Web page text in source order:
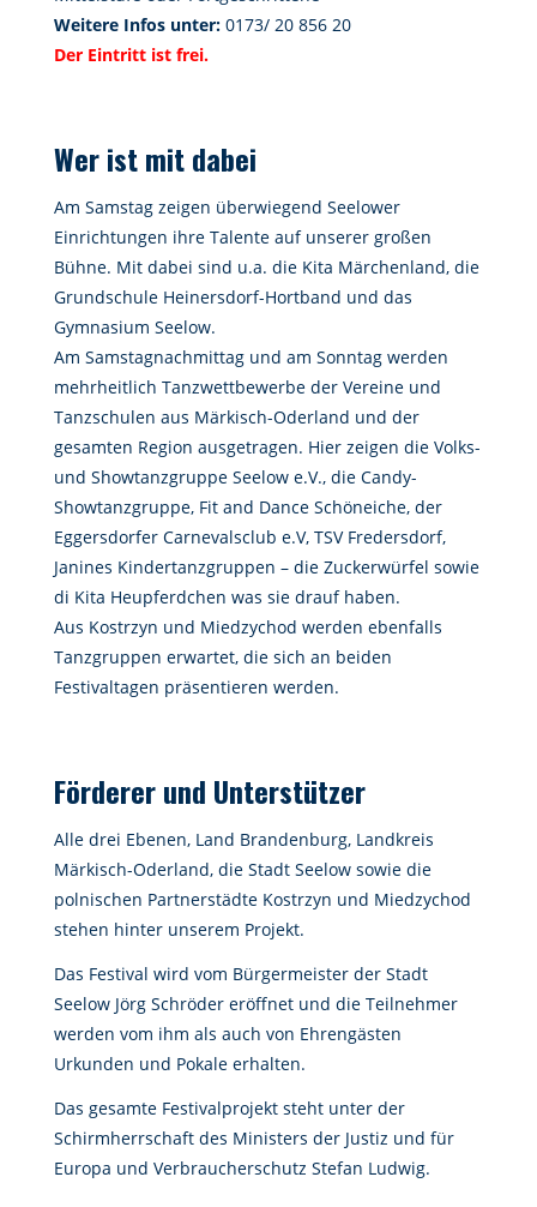
Weitere Infos unter: 0173/ 20 856 20
Der Eintritt ist frei.
Wer ist mit dabei
Am Samstag zeigen überwiegend Seelower
Einrichtungen ihre Talente auf unserer großen
Bühne. Mit dabei sind u.a. die Kita Märchenland, die
Grundschule Heinersdorf-Hortband und das
Gymnasium Seelow.
Am Samstagnachmittag und am Sonntag werden
mehrheitlich Tanzwettbewerbe der Vereine und
Tanzschulen aus Märkisch-Oderland und der
gesamten Region ausgetragen. Hier zeigen die Volks-
und Showtanzgruppe Seelow e.V., die Candy-
Showtanzgruppe, Fit and Dance Schöneiche, der
Eggersdorfer Carnevalsclub e.V, TSV Fredersdorf,
Janines Kindertanzgruppen – die Zuckerwürfel sowie
di Kita Heupferdchen was sie drauf haben.
Aus Kostrzyn und Miedzychod werden ebenfalls
Tanzgruppen erwartet, die sich an beiden
Festivaltagen präsentieren werden.
Förderer und Unterstützer
Alle drei Ebenen, Land Brandenburg, Landkreis
Märkisch-Oderland, die Stadt Seelow sowie die
polnischen Partnerstädte Kostrzyn und Miedzychod
stehen hinter unserem Projekt.
Das Festival wird vom Bürgermeister der Stadt
Seelow Jörg Schröder eröffnet und die Teilnehmer
werden vom ihm als auch von Ehrengästen
Urkunden und Pokale erhalten.
Das gesamte Festivalprojekt steht unter der
Schirmherrschaft des Ministers der Justiz und für
Europa und Verbraucherschutz Stefan Ludwig.